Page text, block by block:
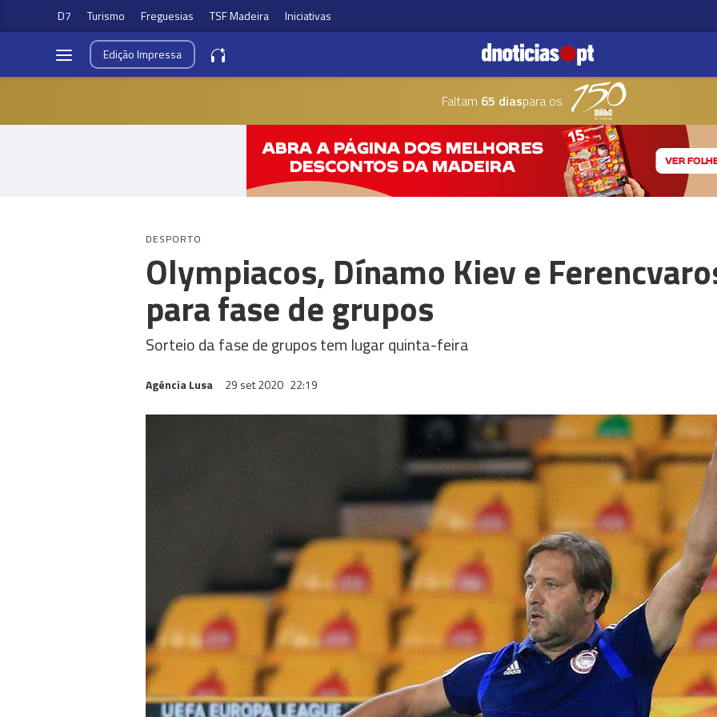
D7 Turismo Freguesias TSF Madeira Iniciativas
EdiçãoImpressa
Faltam 65 diaspara os
DESPORTO
Olympiacos, Dínamo Kiev e
para fase de grupos
Sorteio da fase de grupos tem lugar quinta-feira
Agência Lusa 29 set 2020 22:19